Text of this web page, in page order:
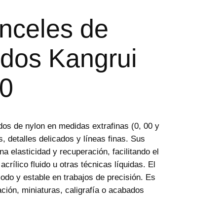
de
Kangrui
de nylon en medidas extrafinas (0, 00 y
detalles delicados y líneas finas. Sus
elasticidad y recuperación, facilitando el
fluido u otras técnicas líquidas. El
y estable en trabajos de precisión. Es
miniaturas, caligrafía o acabados